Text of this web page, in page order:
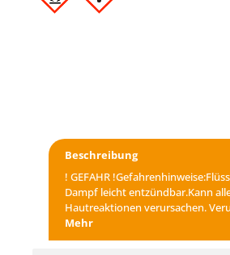
Beschreibung
! GEFAHR
Dampf leicht entzündbar.Kann
Hautreaktionen verursachen.
Mehr